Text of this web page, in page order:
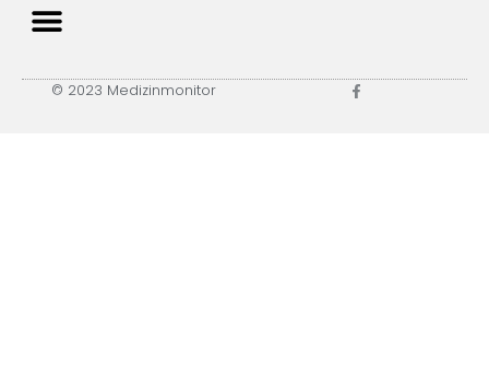
© 2023 Medizinmonitor